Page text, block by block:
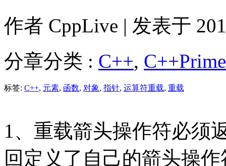
作者 CppLive | 发表于
分章分类 : C++,
标签: C++, 元素, 函数, 对象, 指针, 运算符重载, 重载
1、重载箭头操作符必须
回定义了自己的箭头操